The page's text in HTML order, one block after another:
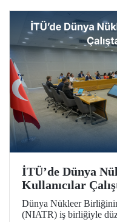
İTÜ’de Dünya
Kullanıcılar
Dünya Nükleer
(NIATR) iş birliğiyle